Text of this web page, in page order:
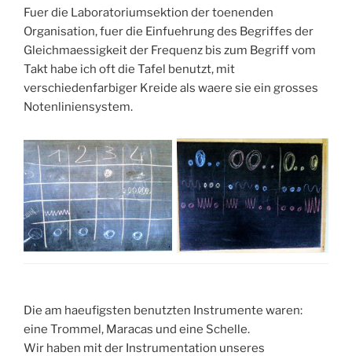
Fuer die Laboratoriumsektion der toenenden
Organisation, fuer die Einfuehrung des Begriffes der
Gleichmaessigkeit der Frequenz bis zum Begriff vom
Takt habe ich oft die Tafel benutzt, mit
verschiedenfarbiger Kreide als waere sie ein grosses
Notenliniensystem.
Die am haeufigsten benutzten Instrumente waren:
eine Trommel, Maracas und eine Schelle.
Wir haben mit der Instrumentation unseres